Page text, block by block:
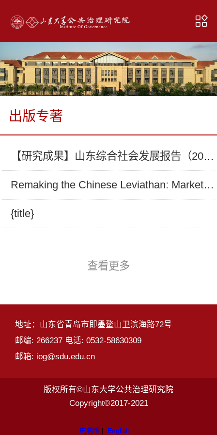
出版专著
【研究成果】山东综合社会发展报告（2017-2018年度）（山东大学出版社，2019）.
Remaking the Chinese Leviathan: Market Transition, Political Leadership, and Economic Governance in China (Stanford University Press, 2004).
{title}
查看更多
地址：山东省青岛市即墨鳌山卫滨海路72号
邮编: 266237 电话: 0532-58630309
邮箱: iog@sdu.edu.cn
版权所有©山东大学公共治理研究院
Copyright©2017-2021
电脑版 | English